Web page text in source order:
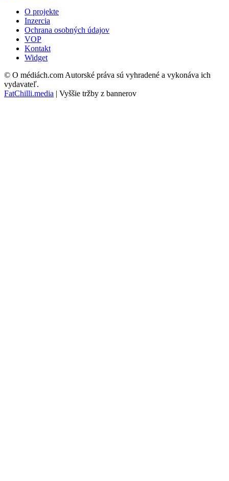
O projekte
Inzercia
Ochrana osobných údajov
VOP
Kontakt
Widget
© O médiách.com Autorské práva sú vyhradené a vykonáva ich
vydavateľ.
FatChilli.media | Vyššie tržby z bannerov